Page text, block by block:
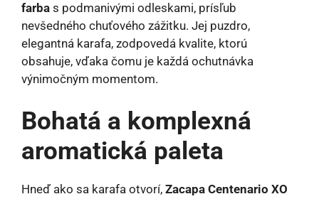
farba s podmanivými odleskami, prísľub
nevšedného chuťového zážitku. Jej puzdro,
elegantná karafa, zodpovedá kvalite, ktorú
obsahuje, vďaka čomu je každá ochutnávka
výnimočným momentom.
Bohatá a komplexná
aromatická paleta
Hneď ako sa karafa otvorí, Zacapa Centenario XO